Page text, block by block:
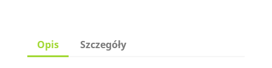
Opis Szczegóły